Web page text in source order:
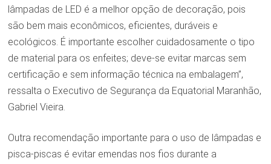
lâmpadas de LED é a melhor opção de decoração, pois
são bem mais econômicos, eficientes, duráveis e
ecológicos. É importante escolher cuidadosamente o tipo
de material para os enfeites; deve-se evitar marcas sem
certificação e sem informação técnica na embalagem”,
ressalta o Executivo de Segurança da Equatorial Maranhão,
Gabriel Vieira.
Outra recomendação importante para o uso de lâmpadas e
pisca-piscas é evitar emendas nos fios durante a